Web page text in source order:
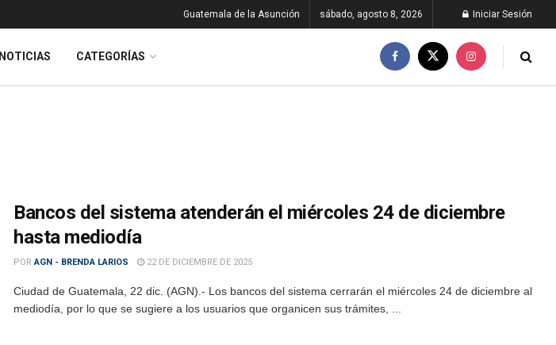
Guatemala de la Asunción sábado, agosto 8, 2026 Iniciar Sesión
NOTICIAS CATEGORÍAS
Bancos del sistema atenderán el miércoles 24 de diciembre
hasta mediodía
POR AGN - BRENDA LARIOS 22 DE DICIEMBRE DE 2025
Ciudad de Guatemala, 22 dic. (AGN).- Los bancos del sistema cerrarán el miércoles 24 de diciembre al
mediodía, por lo que se sugiere a los usuarios que organicen sus trámites, ...